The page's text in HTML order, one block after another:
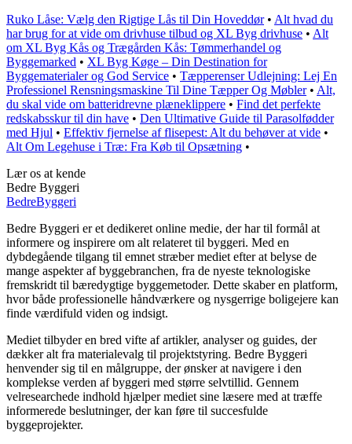
Ruko Låse: Vælg den Rigtige Lås til Din Hoveddør• Alt hvad du
har brug for at vide om drivhuse tilbud og XL Byg drivhuse • Alt
om XL Byg Kås og Trægården Kås: Tømmerhandel og
Byggemarked • XL Byg Køge – Din Destination for
Byggematerialer og God Service • Tæpperenser Udlejning: Lej En
Professionel Rensningsmaskine Til Dine Tæpper Og Møbler• Alt,
du skal vide om batteridrevne plæneklippere • Find det perfekte
redskabsskur til din have • Den Ultimative Guide til Parasolfødder
med Hjul • Effektiv fjernelse af flisepest: Alt du behøver at vide •
Alt Om Legehuse i Træ: Fra Køb til Opsætning •
Lær os at kende
Bedre Byggeri
BedreByggeri
Bedre Byggeri er et dedikeret online medie, der har til formål at
informere og inspirere om alt relateret til byggeri. Med en
dybdegående tilgang til emnet stræber mediet efter at belyse de
mange aspekter af byggebranchen, fra de nyeste teknologiske
fremskridt til bæredygtige byggemetoder. Dette skaber en platform,
hvor både professionelle håndværkere og nysgerrige boligejere kan
finde værdifuld viden og indsigt.
Mediet tilbyder en bred vifte af artikler, analyser og guides, der
dækker alt fra materialevalg til projektstyring. Bedre Byggeri
henvender sig til en målgruppe, der ønsker at navigere i den
komplekse verden af byggeri med større selvtillid. Gennem
velresearchede indhold hjælper mediet sine læsere med at træffe
informerede beslutninger, der kan føre til succesfulde
byggeprojekter.